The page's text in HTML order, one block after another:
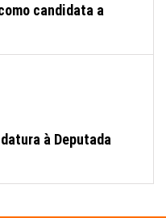
candidata a
à Deputada